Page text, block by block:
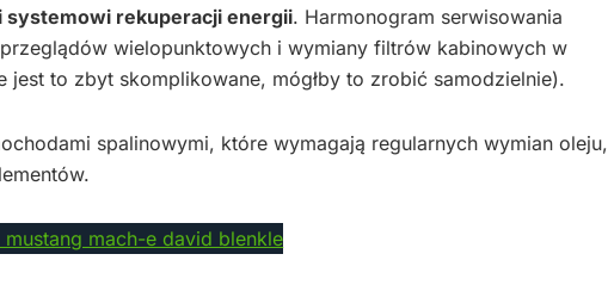
rekuperacji energii. Harmonogram serwisowania
wielopunktowych i wymiany filtrów kabinowych w
to zbyt skomplikowane, mógłby to zrobić samodzielnie).
spalinowymi, które wymagają regularnych wymian oleju,